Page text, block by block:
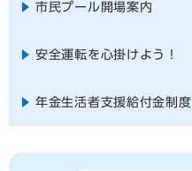
市民プール開場案内
安全運転を心掛けよう！
年金生活者支援給付金制度